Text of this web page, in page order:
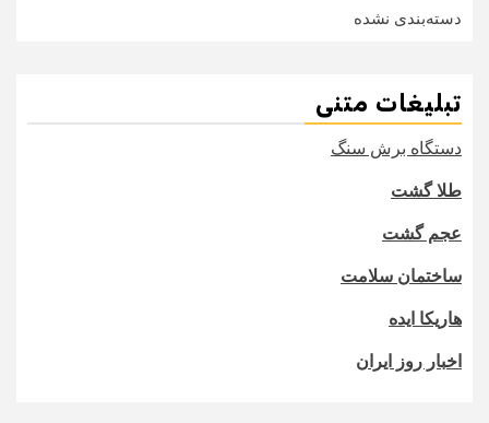
دسته‌بندی نشده
تبلیغات متنی
دستگاه برش سنگ
طلا گشت
عجم گشت
ساختمان سلامت
هاریکا ایده
اخبار روز ایران